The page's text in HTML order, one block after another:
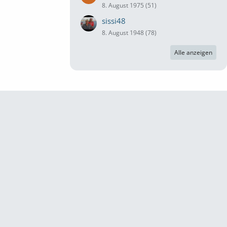
8. August 1975 (51)
sissi48
8. August 1948 (78)
Alle anzeigen